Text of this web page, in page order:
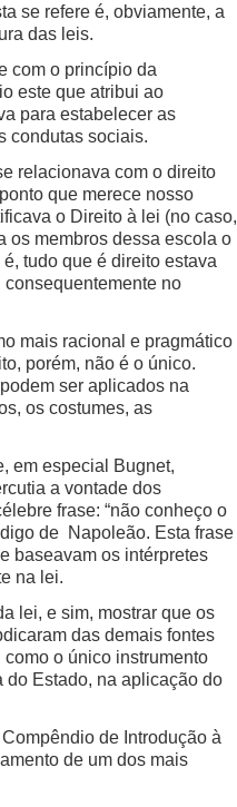
se refere é, obviamente, a
das leis.
com o princípio da
este que atribui ao
para estabelecer as
condutas sociais.
relacionava com o direito
que merece nosso
o Direito à lei (no caso,
os membros dessa escola o
tudo que é direito estava
no
mais racional e pragmático
porém, não é o único.
ser aplicados na
os costumes, as
em especial Bugnet,
a vontade dos
frase: “não conheço o
de Napoleão. Esta frase
baseavam os intérpretes
na lei.
lei, e sim, mostrar que os
das demais fontes
o único instrumento
Estado, na aplicação do
de Introdução à
de um dos mais